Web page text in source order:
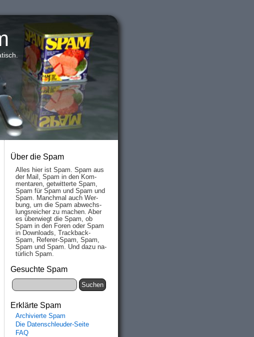
Über die Spam
Alles hier ist Spam. Spam aus
der Mail, Spam in den Kom­
men­taren, ge­twit­ter­te Spam,
Spam für Spam und Spam und
Spam. Manch­mal auch Wer­
bung, um die Spam ab­wechs­
lungs­reich­er zu mach­en. Aber
es über­wiegt die Spam, ob
Spam in den Fo­ren oder Spam
in Down­loads, Track­back-
Spam, Re­fe­rer-Spam, Spam,
Spam und Spam. Und da­zu na­
tür­lich Spam.
Gesuchte Spam
Erklärte Spam
Archivierte Spam
Die Datenschleuder-Seite
FAQ